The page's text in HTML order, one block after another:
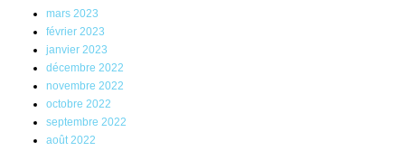
mars 2023
février 2023
janvier 2023
décembre 2022
novembre 2022
octobre 2022
septembre 2022
août 2022